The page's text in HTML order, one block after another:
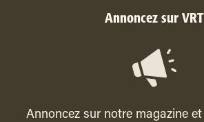
Annoncez sur VRT
Annoncez sur notre magazine